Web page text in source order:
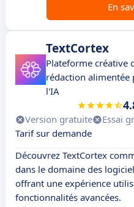
En
TextCortex
Plateforme créative
rédaction alimentée
l'IA
Version gratuite Essai
Tarif sur demande
Découvrez TextCortex
dans le domaine des
offrant une expérience
fonctionnalités avancées.